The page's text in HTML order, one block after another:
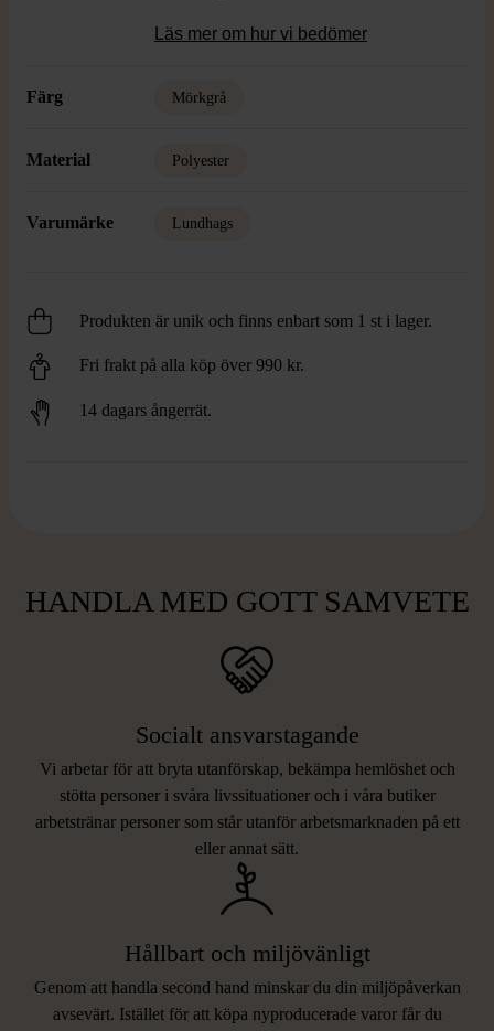
Läs mer om hur vi bedömer
Färg Mörkgrå
Material Polyester
Varumärke Lundhags
Produkten är unik och finns enbart som 1 st i lager.
Fri frakt på alla köp över 990 kr.
14 dagars ångerrät.
HANDLA MED GOTT SAMVETE
Socialt ansvarstagande
Vi arbetar för att bryta utanförskap, bekämpa hemlöshet och
stötta personer i svåra livssituationer och i våra butiker
arbetstränar personer som står utanför arbetsmarknaden på ett
eller annat sätt.
Hållbart och miljövänligt
Genom att handla second hand minskar du din miljöpåverkan
avsevärt. Istället för att köpa nyproducerade varor får du